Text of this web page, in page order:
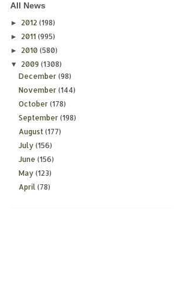
All News
► 2012 (198)
► 2011 (995)
► 2010 (580)
▼ 2009 (1308)
December (98)
November (144)
October (178)
September (198)
August (177)
July (156)
June (156)
May (123)
April (78)